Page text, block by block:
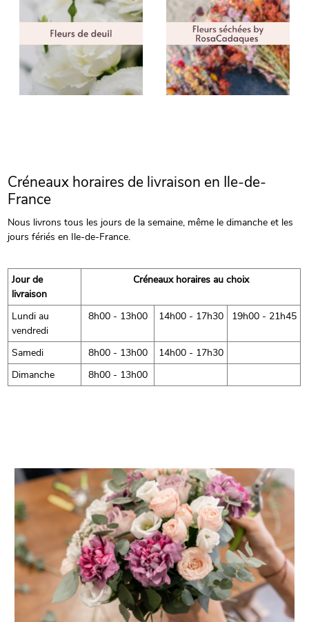
Créneaux horaires de livraison en Ile-de-
France
Nous livrons tous les jours de la semaine, même le dimanche et les
jours fériés en Ile-de-France.
Jour de
livraison
Créneaux horaires au choix
Lundi au
vendredi
8h00 - 13h00 14h00 - 17h30 19h00 - 21h45
Samedi 8h00 - 13h00
14h00 - 17h30
Dimanche
8h00 - 13h00